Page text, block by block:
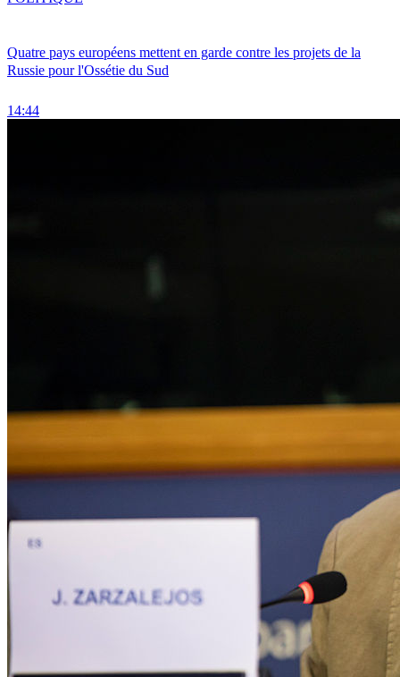
Quatre pays européens mettent en garde contre les projets de la
Russie pour l'Ossétie du Sud
14:44